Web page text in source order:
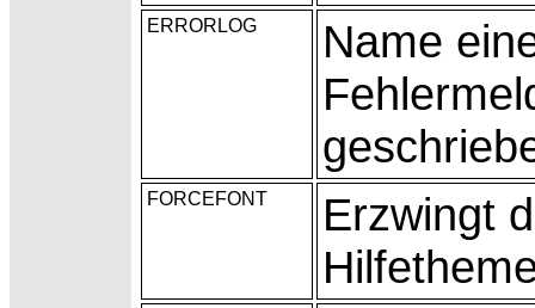
ERRORLOG
Name
FORCEFONT
Erzwingt